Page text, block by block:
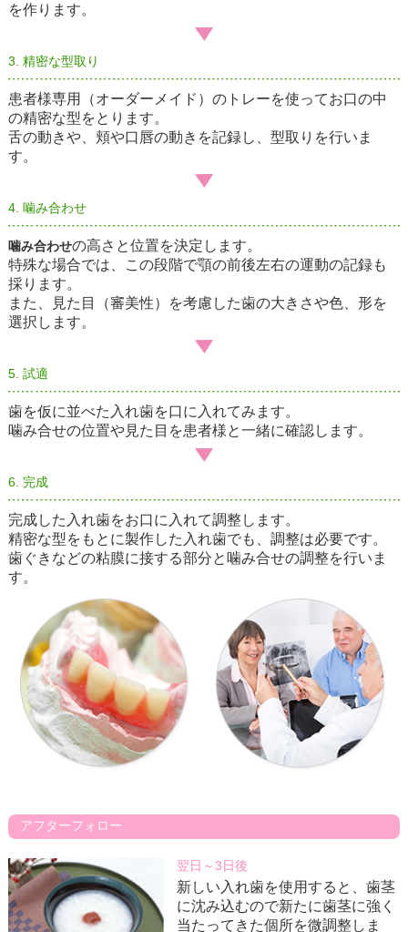
を作ります。
3. 精密な型取り
患者様専用（オーダーメイド）のトレーを使ってお口の中
の精密な型をとります。
舌の動きや、頬や口唇の動きを記録し、型取りを行いま
す。
4. 噛み合わせ
噛み合わせの高さと位置を決定します。
特殊な場合では、この段階で顎の前後左右の運動の記録も
採ります。
また、見た目（審美性）を考慮した歯の大きさや色、形を
選択します。
5. 試適
歯を仮に並べた入れ歯を口に入れてみます。
噛み合せの位置や見た目を患者様と一緒に確認します。
6. 完成
完成した入れ歯をお口に入れて調整します。
精密な型をもとに製作した入れ歯でも、調整は必要です。
歯ぐきなどの粘膜に接する部分と噛み合せの調整を行いま
す。
アフターフォロー
翌日～3日後
新しい入れ歯を使用すると、歯茎
に沈み込むので新たに歯茎に強く
当たってきた個所を微調整しま